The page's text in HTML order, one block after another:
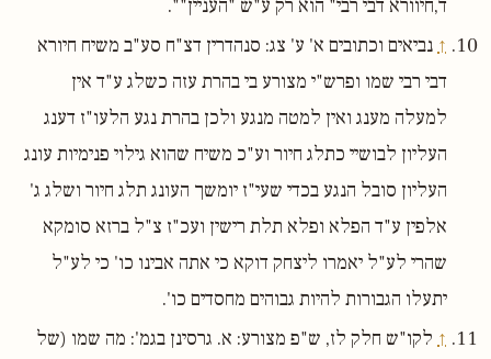
ד,חיוורא דבי רבי" הוא רק ע"ש "העניין"".
↑נביאים וכתובים א' ע' צג: סנהדרין דצ"ח סע"ב משיח חיורא
דבי רבי שמו ופרש"י מצורע בי בהרת עזה כשלג ע"ד אין
למעלה מענג ואין למטה מנגע ולכן בהרת נגע הלעו"ז דענג
העליון לבושיי כתלג חיור וע"כ משיח שהוא גילוי פנימיות עונג
העליון סובל הנגע בכדי שעי"ז יומשך העונג תלג חיור ושלג ג'
אלפין ע"ד הפלא ופלא תלת רישין ועכ"ז צ"ל ברזא סומקא
שהרי לע"ל יאמרו ליצחק דוקא כי אתה אבינו כו' כי לע"ל
יתעלו הגבורות להיות גבוהים מחסדים כו'.
↑ לקו"ש חלק לז, ש"פ מצורע: א. גרסינן בגמ': מה שמו (של